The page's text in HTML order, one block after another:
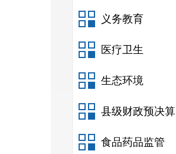
义务教育
医疗卫生
生态环境
县级财政预决算
食品药品监管